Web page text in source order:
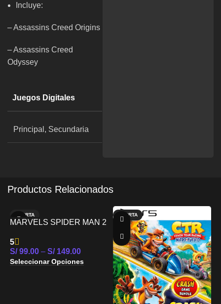
Incluye:
– Assassins Creed Origins
– Assassins Creed
Odyssey
Juegos Digitales
Principal, Secundaria
Productos Relacionados
OFERTA
NUEVO
MARVELS SPIDER MAN 2
5
S/99.00 – S/149.00
Seleccionar Opciones
OFERTA